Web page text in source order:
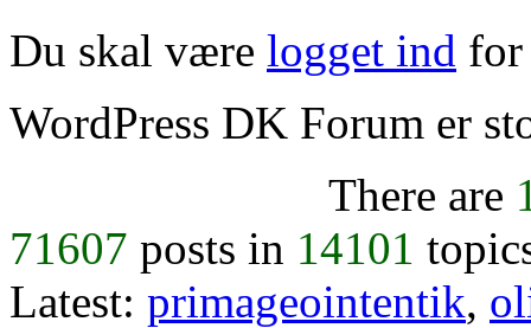
Du skal være logget ind for
WordPress DK Forum er
There are
71607 posts in 14101
Latest: primageointentik,